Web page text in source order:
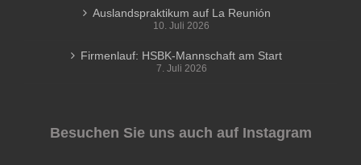
Auslandspraktikum auf La Reunión
10. Juli 2026
Firmenlauf: HSBK-Mannschaft am Start
7. Juli 2026
Besuchen Sie uns auch auf Instagram